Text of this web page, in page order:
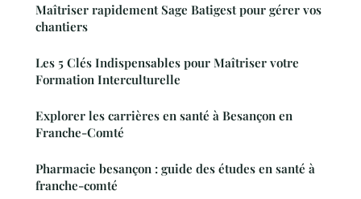
Maîtriser rapidement Sage Batigest pour gérer vos
chantiers
Les 5 Clés Indispensables pour Maîtriser votre
Formation Interculturelle
Explorer les carrières en santé à Besançon en
Franche-Comté
Pharmacie besançon : guide des études en santé à
franche-comté